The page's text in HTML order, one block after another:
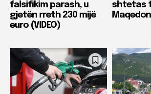
falsifikim parash, u
gjetën rreth 230 mijë
euro (VIDEO)
shtetas